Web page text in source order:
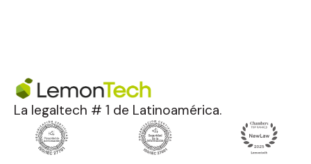
La legaltech # 1 de Latinoamérica.